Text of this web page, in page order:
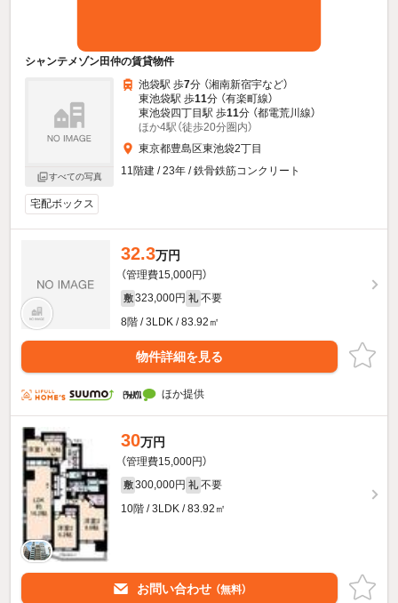
シャンテメゾン田仲の賃貸物件
すべての写真
池袋駅 歩7分 （湘南新宿宇など）
東池袋駅 歩11分 （有楽町線）
東池袋四丁目駅 歩11分 （都電荒川線）
ほか4駅（徒歩20分圏内）
東京都豊島区東池袋2丁目
11階建 / 23年 / 鉄骨鉄筋コンクリート
宅配ボックス
32.3万円
（管理費15,000円）
敷 323,000円 礼 不要
8階 / 3LDK / 83.92㎡
物件詳細を見る
ほか提供
30万円
（管理費15,000円）
敷 300,000円 礼 不要
10階 / 3LDK / 83.92㎡
お問い合わせ （無料）